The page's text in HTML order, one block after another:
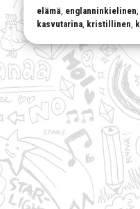
elämä englanninkielinen
kasvutarina kristillinen